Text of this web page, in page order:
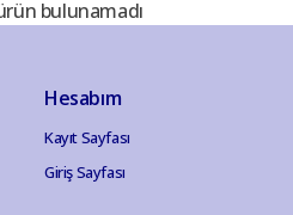
bulunamadı
Hesabım
Kayıt Sayfası
Giriş Sayfası